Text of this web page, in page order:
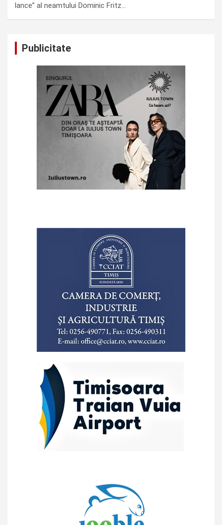
lance” al neamtului Dominic Fritz…
Publicitate